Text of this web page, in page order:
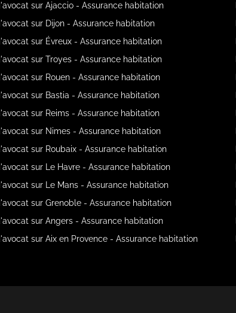
sur Ajaccio - Assurance habitation
sur Dijon - Assurance habitation
sur Évreux - Assurance habitation
sur Troyes - Assurance habitation
sur Rouen - Assurance habitation
sur Bastia - Assurance habitation
sur Reims - Assurance habitation
sur Nimes - Assurance habitation
sur Roubaix - Assurance habitation
sur Le Havre - Assurance habitation
sur Le Mans - Assurance habitation
sur Grenoble - Assurance habitation
sur Angers - Assurance habitation
sur Aix en Provence - Assurance habitation